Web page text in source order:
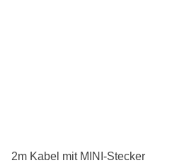
2m Kabel mit MINI-Stecker